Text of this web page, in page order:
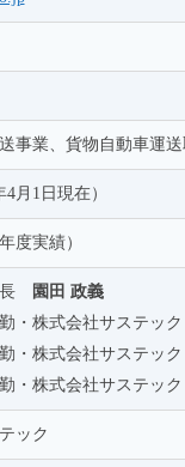
事業、貨物自動車運
4月1日現在）
度実績）
長
園田 政義
・株式会社サステック
・株式会社サステック
・株式会社サステッ
ック